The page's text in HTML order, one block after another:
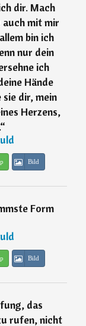
dir. Mach
mit mir
bin ich
nur dein
ich
Hände
sie dir, mein
Herzens,
“
Bild
Form
Bild
das
rufen, nicht